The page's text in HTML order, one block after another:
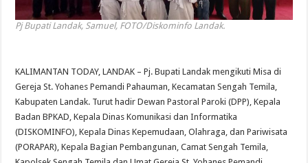
Pj Bupati Landak, Samuel, FOTO/Diskominfo Landak.
KALIMANTAN TODAY, LANDAK – Pj. Bupati Landak mengikuti Misa di
Gereja St. Yohanes Pemandi Pahauman, Kecamatan Sengah Temila,
Kabupaten Landak. Turut hadir Dewan Pastoral Paroki (DPP), Kepala
Badan BPKAD, Kepala Dinas Komunikasi dan Informatika
(DISKOMINFO), Kepala Dinas Kepemudaan, Olahraga, dan Pariwisata
(PORAPAR), Kepala Bagian Pembangunan, Camat Sengah Temila,